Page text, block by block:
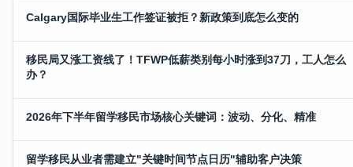
Calgary国际毕业生工作签证被拒？新政策到底怎么变的
移民局又涨工资线了！TFWP低薪类别每小时涨到37刀，工人怎么
办？
2026年下半年留学移民市场核心关键词：波动、分化、精准
留学移民从业者需建立"关键时间节点日历"辅助客户决策